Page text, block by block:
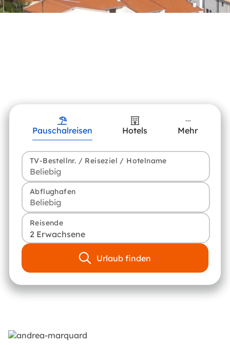
Pauschalreisen Hotels Mehr
TV-Bestellnr. / Reiseziel / Hotelname
Abflughafen
Reisende
2 Erwachsene
Urlaub finden